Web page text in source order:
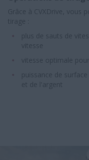
Grâce à CVXDrive, vous
tirage :​​​
plus de sauts de
vitesse​
vitesse optimale
puissance de
et de l'argent​